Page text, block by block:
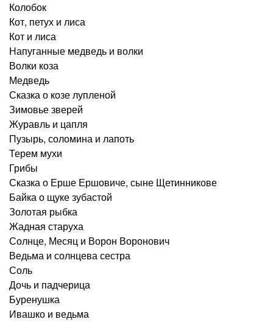
Колобок
Кот, петух и лиса
Кот и лиса
Напуганные медведь и волки
Волки коза
Медведь
Сказка о козе лупленой
Зимовье зверей
Журавль и цапля
Пузырь, соломина и лапоть
Терем мухи
Грибы
Сказка о Ерше Ершовиче, сыне Щетинникове
Байка о щуке зубастой
Золотая рыбка
Жадная старуха
Солнце, Месяц и Ворон Воронович
Ведьма и солнцева сестра
Соль
Дочь и падчерица
Буренушка
Ивашко и ведьма